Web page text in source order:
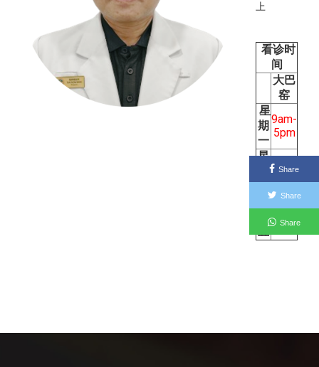
上
看诊时
间
大巴
窑
星
期
一
9am-
5pm
星
三
9am-
星
期
五
9am-
5pm
Share
Share
Share